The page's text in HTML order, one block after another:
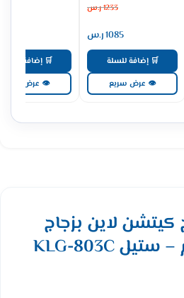
1233ر.س
1085ر.س
🛒 إضافة للسلة
👁 عرض سريع
🛒 إضافة للسلة
👁 عرض سريع
لاين بزجاج